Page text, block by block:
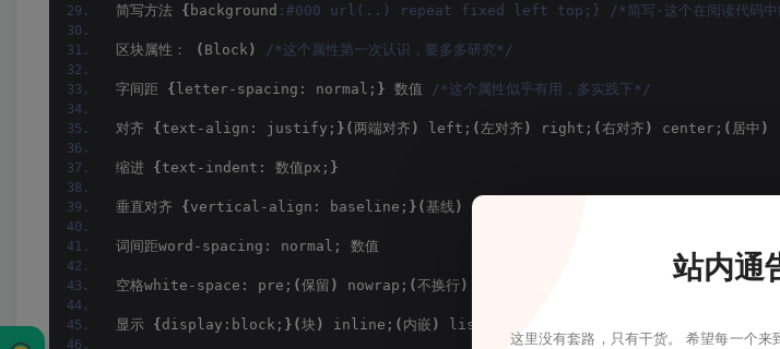
简写方法 { background :#000 url(..) repeat fixed left top;} /*简写·这个在阅读代码中经
区块属性： ( Block ) /*这个属性第一次认识，要多多研究*/
字间距 {letter-spacing: normal; } 数值 /*这个属性似乎有用，多实践下*/
对齐 {text-align: justify; }(两端对齐 ) left; ( 左对齐 ) right; (右对齐 ) center; ( 居中 )
缩进 {text-indent: 数值px; }
垂直对齐 {vertical-align: baseline; }(基线 ) sub; top; text-
词间距word-spacing: normal; 数值
空格white-space: pre; (保留 ) nowrap; (不换行)
显示 {display:block; }(块) inline; ( 内嵌 ) list-item;
站内通
这里没有套路，只有干货。 希望每一个来